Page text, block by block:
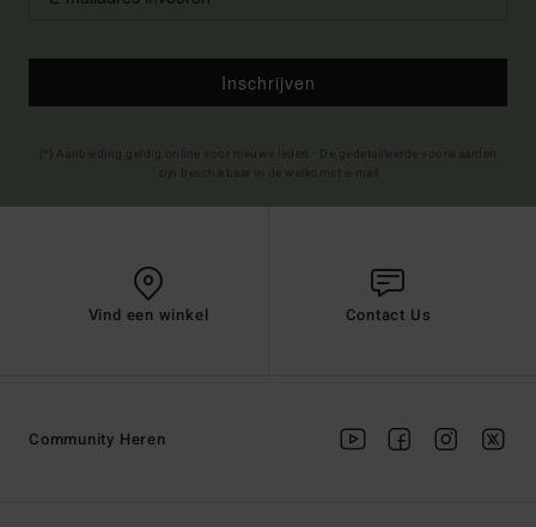
Inschrijven
Vind een winkel Contact Us
Community Heren